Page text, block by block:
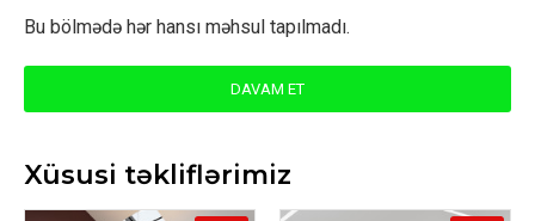
Bu bölmədə hər hansı məhsul tapılmadı.
DAVAM ET
Xüsusi təkliflərimiz